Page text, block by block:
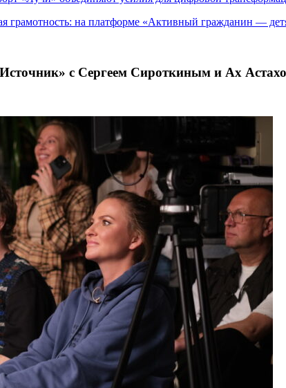
грамотность: на платформе «Активный гражданин —
с Сергеем Сироткиным и Ах